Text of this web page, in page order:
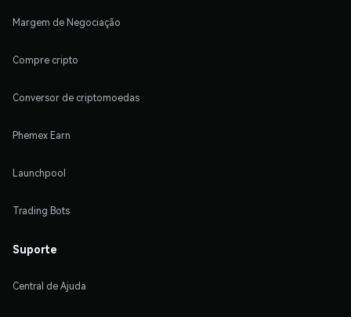
Margem de Negociação
Compre cripto
Conversor de criptomoedas
Phemex Earn
Launchpool
Trading Bots
Suporte
Central de Ajuda